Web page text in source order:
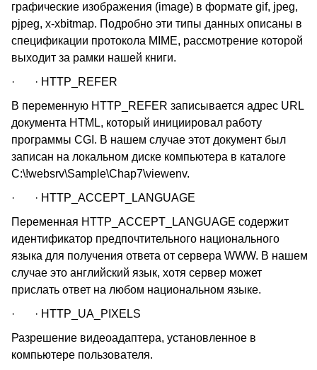
графические изображения (image) в формате gif, jpeg,
pjpeg, x-xbitmap. Подробно эти типы данных описаны в
спецификации протокола MIME, рассмотрение которой
выходит за рамки нашей книги.
· · HTTP_REFER
В переменную HTTP_REFER записывается адрес URL
документа HTML, который инициировал работу
программы CGI. В нашем случае этот документ был
записан на локальном диске компьютера в каталоге
C:\!websrv\Sample\Chap7\viewenv.
· · HTTP_ACCEPT_LANGUAGE
Переменная HTTP_ACCEPT_LANGUAGE содержит
идентификатор предпочтительного национального
языка для получения ответа от сервера WWW. В нашем
случае это английский язык, хотя сервер может
прислать ответ на любом национальном языке.
· · HTTP_UA_PIXELS
Разрешение видеоадаптера, установленное в
компьютере пользователя.